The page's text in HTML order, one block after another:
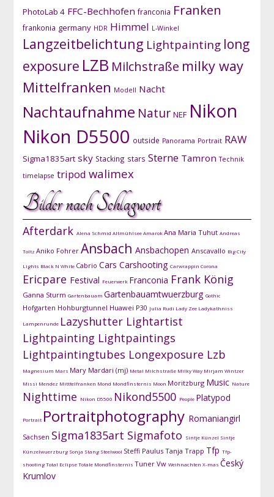
PhotoLab 4 FFC-Bechhofen franconia Franken
frankonia germany HDR Himmel L-Winkel
Langzeitbelichtung Lightpainting long
exposure LZB Milchstraße milky way
Mittelfranken Modell Nacht
Nachtaufnahme Natur NEF Nikon
Nikon D5500 outside Panorama Portrait RAW
Sigma1835art sky Stacking stars Sterne Tamron Technik
timelapse tripod walimex
Bilder nach Schlagwort
Afterdark Alena Schmid AltmühlseeAmarokAna Maria Tuhut Andreas
Toltz Aniko Fohrer Ansbach Ansbachopen Anscavallo Big City
Lights Black N White Cabrio Cars Carshooting Carwrappin Corona
Ericpare Festival Feuerwerk Franconia Frank König
Ganna Sturm Gartenbauam Gartenbauamtwuerzburg Gothic
Hofgarten Hohburgtunnel Huawei P30 Julia Rudi Lady Zee Ladykathniss
Lampenrunde Lazyshutter Lightartist
Lightpainting Lightpaintings
Lightpaintingtubes Longexposure Lzb
Magnesium Mars Mary Mardari (mj) Metal Milchstraße Milky Way Mirjam Wintzer
Missi Mendez Mitttelfranken Mond Mondfinsternis Moon Moritzburg Music Nature
Nighttime Nikon D5500 Nikond5500 People Platypod
Portrait Portraitphotography Romaniangirl
Sachsen Sigma1835art Sigmafoto Sintje Künzel Sintje
Künzelwuerzburg Sonja Stang Steelwool Steffi Paulus Tanja Trapp Tfp Tfp-
shootingTotal EclipseTotale Mondfinsternis Tuner Vw Weihnachten X-mas Český
Krumlov